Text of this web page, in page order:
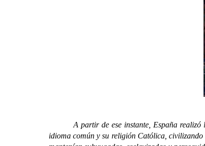
A partir de ese instante, España realizó la
idioma común y su religión Católica, civilizando